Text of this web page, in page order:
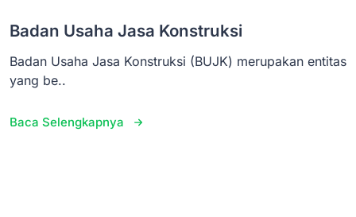
Badan Usaha Jasa Konstruksi
Badan Usaha Jasa Konstruksi (BUJK) merupakan entitas
yang be..
Baca Selengkapnya